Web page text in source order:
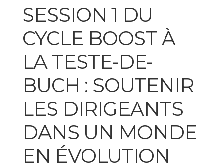
SESSION 1 DU
CYCLE BOOST À
LA TESTE-DE-
BUCH : SOUTENIR
LES DIRIGEANTS
DANS UN MONDE
EN ÉVOLUTION